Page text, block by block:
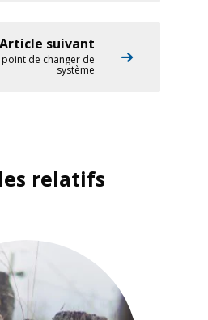
Article suivant
de changer de
système
relatifs